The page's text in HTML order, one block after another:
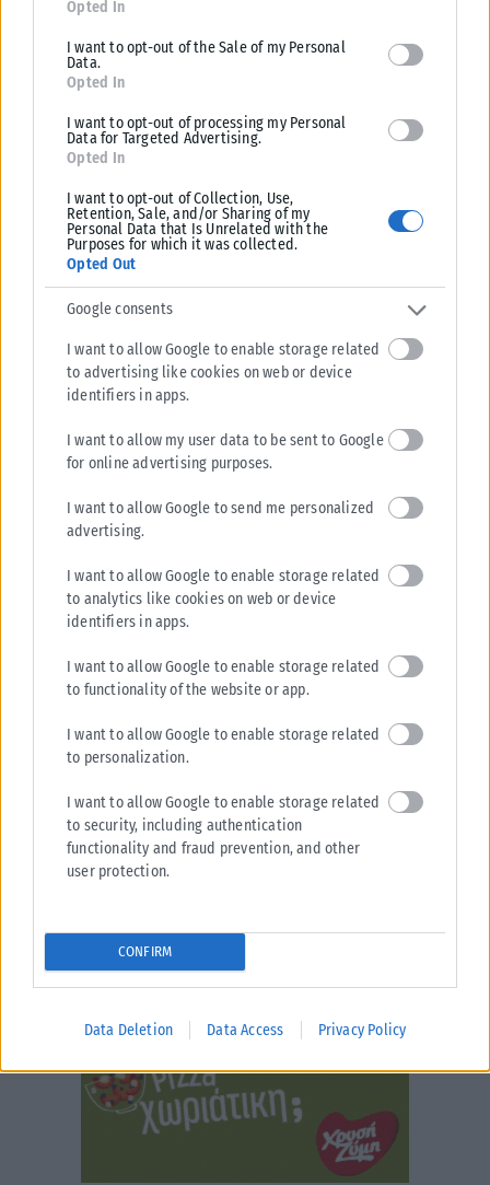
Opted In
I want to opt-out of the Sale of my Personal
Data.
Opted In
I want to opt-out of processing my Personal
Data for Targeted Advertising.
Opted In
I want to opt-out of Collection, Use,
Retention, Sale, and/or Sharing of my
Personal Data that Is Unrelated with the
Purposes for which it was collected.
Opted Out
Google consents
I want to allow Google to enable storage related
to advertising like cookies on web or device
identifiers in apps.
I want to allow my user data to be sent to Google
for online advertising purposes.
I want to allow Google to send me personalized
advertising.
I want to allow Google to enable storage related
to analytics like cookies on web or device
identifiers in apps.
I want to allow Google to enable storage related
to functionality of the website or app.
I want to allow Google to enable storage related
to personalization.
I want to allow Google to enable storage related
to security, including authentication
functionality and fraud prevention, and other
user protection.
CONFIRM
Data Deletion Data Access Privacy Policy
Οριοθετήθηκε μέσα σε μισή ώρα πυρκαγιά σε χαμηλή
βλάστηση στην περιοχή Πυργαδίκια Χαλκιδικής
Οριοθετήθηκε μέσα σε μισή ώρα πυρκαγιά που εκδηλώθηκε το πρωί
της Κυριακής σε χαμηλή βλάστηση στην περιοχή Πυργαδίκια στη
Χαλκιδική,...
ΑΝΑΡΤΉΘΗΚΕ ΑΠΌΕΛΕΆΝΑ ΖΑΜΠΆΡΑ 09/08/2026